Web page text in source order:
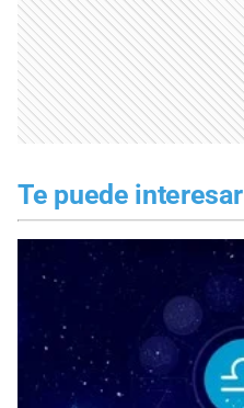
Te puede interesar